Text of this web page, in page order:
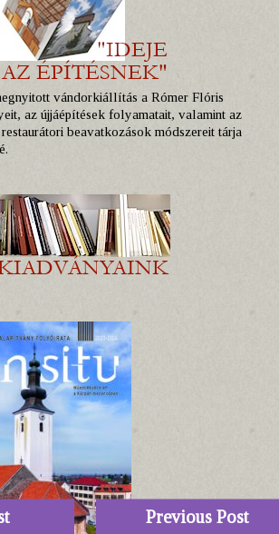
vándorkiállítás a Rómer Flóris
az újjáépítések folyamatait, valamint az
beavatkozások módszereit tárja
Previous Post